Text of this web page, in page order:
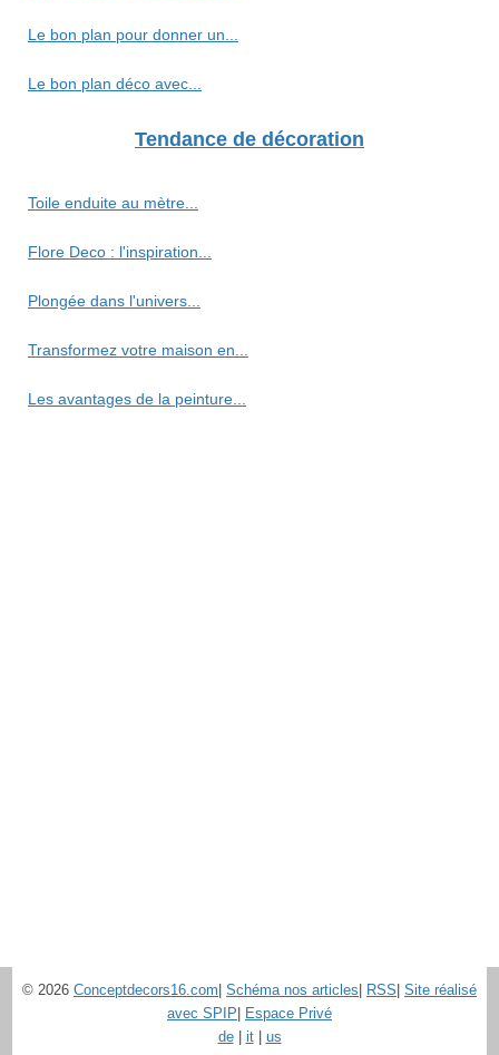
Le bon plan pour donner un...
Le bon plan déco avec...
Tendance de décoration
Toile enduite au mètre...
Flore Deco : l'inspiration...
Plongée dans l'univers...
Transformez votre maison en...
Les avantages de la peinture...
© 2026 Conceptdecors16.com| Schéma nos articles| RSS| Site réalisé
avec SPIP| Espace Privé
de| it| us